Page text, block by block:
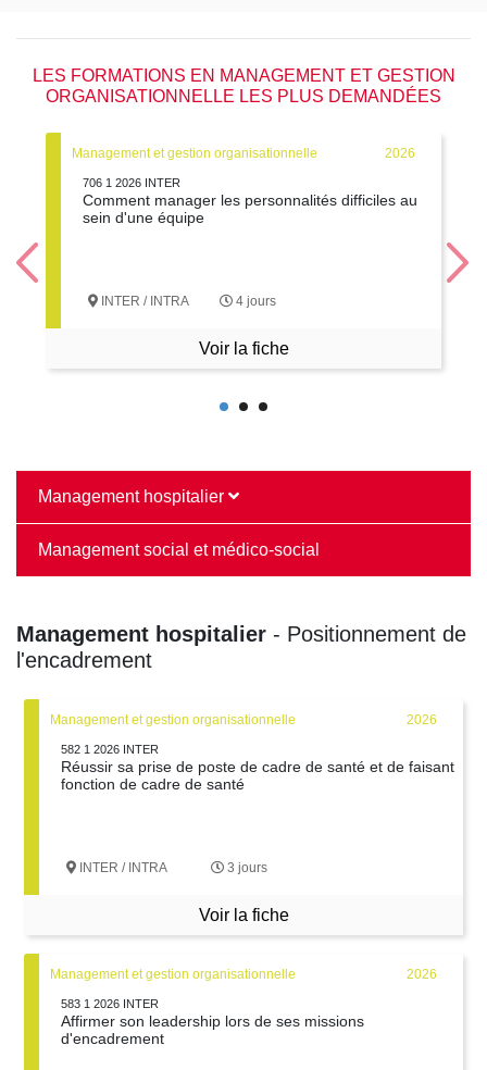
LES FORMATIONS EN MANAGEMENT ET GESTION
ORGANISATIONNELLE LES PLUS DEMANDÉES
Management et gestion organisationnelle 2026
706 1 2026 INTER
Comment manager les personnalités difficiles au
sein d'une équipe
INTER / INTRA 4 jours
Voir la fiche
Management hospitalier
Management social et médico-social
Management hospitalier - Positionnement de
l'encadrement
Management et gestion organisationnelle 2026
582 1 2026 INTER
Réussir sa prise de poste de cadre de santé et de faisant
fonction de cadre de santé
INTER / INTRA 3 jours
Voir la fiche
Management et gestion organisationnelle 2026
583 1 2026 INTER
Affirmer son leadership lors de ses missions
d'encadrement